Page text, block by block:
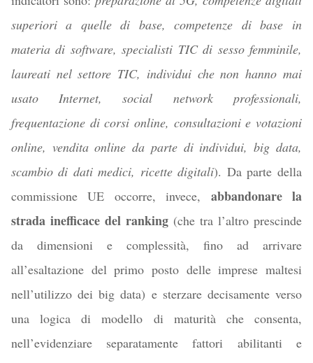
superiori a quelle di base, competenze di base in
materia di software, specialisti TIC di sesso femminile,
laureati nel settore TIC, individui che non hanno mai
usato Internet, social network professionali,
frequentazione di corsi online, consultazioni e votazioni
online, vendita online da parte di individui, big data,
scambio di dati medici, ricette digitali). Da parte della
commissione UE occorre, invece, abbandonare la
strada inefficace del ranking(che tra l’altro prescinde
da dimensioni e complessità, fino ad arrivare
all’esaltazione del primo posto delle imprese maltesi
nell’utilizzo dei big data) e sterzare decisamente verso
una logica di modello di maturità che consenta,
nell’evidenziare separatamente fattori abilitanti e